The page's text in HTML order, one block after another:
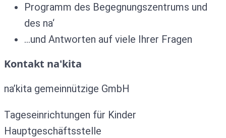
Programm des Begegnungszentrums und
des na‘
…und Antworten auf viele Ihrer Fragen
Kontakt na'kita
na’kita gemeinnützige GmbH
Tageseinrichtungen für Kinder
Hauptgeschäftsstelle